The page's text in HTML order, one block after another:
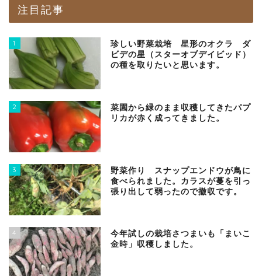
注目記事
1
珍しい野菜栽培 星形のオクラ ダ
ビデの星（スターオブデイビッド）
の種を取りたいと思います。
2
菜園から緑のまま収穫してきたパプ
リカが赤く成ってきました。
3
野菜作り スナップエンドウが鳥に
食べられました。カラスが蔓を引っ
張り出して弱ったので撤収です。
4
今年試しの栽培さつまいも「まいこ
金時」収穫しました。